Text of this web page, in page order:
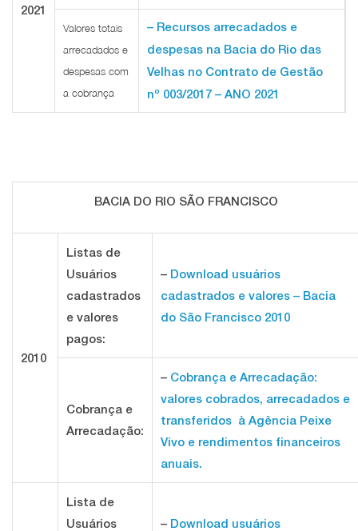
2021
Valores totais
arrecadados e
despesas com
a cobrança
– Recursos arrecadados e
despesas na Bacia do Rio das
Velhas no Contrato de Gestão
nº 003/2017 – ANO 2021
BACIA DO RIO SÃO FRANCISCO
2010
Listas de
Usuários
cadastrados
e valores
pagos:
– Download usuários
cadastrados e valores – Bacia
do São Francisco 2010
Cobrança e
Arrecadação:
– Cobrança e Arrecadação:
valores cobrados, arrecadados e
transferidos à Agência Peixe
Vivo e rendimentos financeiros
anuais.
Lista de
Usuários
– Download usuários